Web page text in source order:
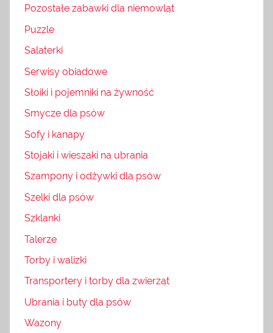
Pozostałe zabawki dla niemowląt
Puzzle
Salaterki
Serwisy obiadowe
Słoiki i pojemniki na żywność
Smycze dla psów
Sofy i kanapy
Stojaki i wieszaki na ubrania
Szampony i odżywki dla psów
Szelki dla psów
Szklanki
Talerze
Torby i walizki
Transportery i torby dla zwierząt
Ubrania i buty dla psów
Wazony